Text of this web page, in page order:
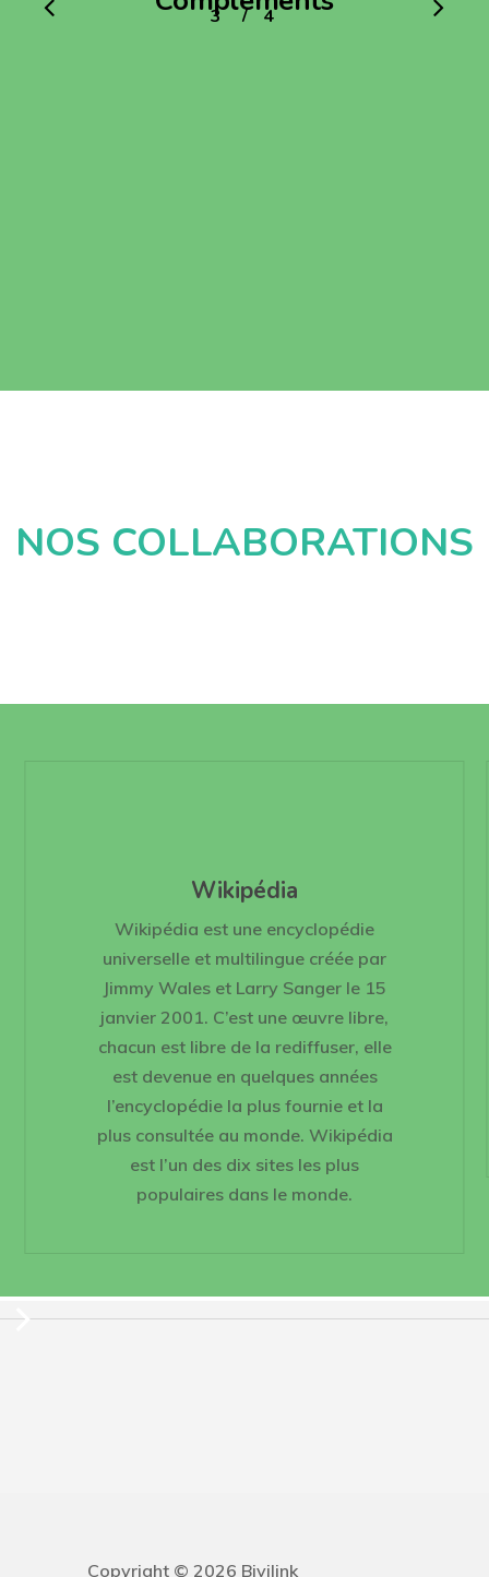
alimentaires
1 2 3 4/ 4
NOS COLLABORATIONS
Wikipédia
Wikipédia est une encyclopédie
universelle et multilingue créée par
Jimmy Wales et Larry Sanger le 15
janvier 2001. C’est une œuvre libre,
chacun est libre de la rediffuser, elle
est devenue en quelques années
l’encyclopédie la plus fournie et la
plus consultée au monde. Wikipédia
est l’un des dix sites les plus
populaires dans le monde.
Copyright © 2026 Bivilink